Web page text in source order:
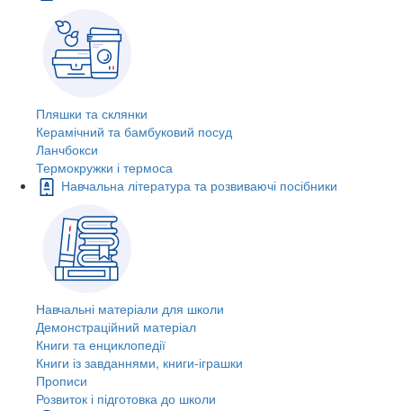
Пляшки та склянки
Керамічний та бамбуковий посуд
Ланчбокси
Термокружки і термоса
Навчальна література та розвиваючі посібники
Навчальні матеріали для школи
Демонстраційний матеріал
Книги та енциклопедії
Книги із завданнями, книги-іграшки
Прописи
Розвиток і підготовка до школи